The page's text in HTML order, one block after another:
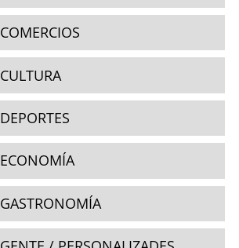
COMERCIOS
CULTURA
DEPORTES
ECONOMÍA
GASTRONOMÍA